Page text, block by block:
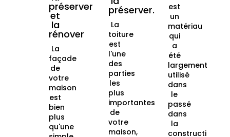
préserver
et
la
rénover
La
façade
de
votre
maison
est
bien
plus
qu'une
préserver.
La
toiture
est
l'une
des
parties
les
plus
importantes
de
votre
maison,
est
un
matériau
qui
a
été
largement
utilisé
dans
le
passé
dans
la
construction